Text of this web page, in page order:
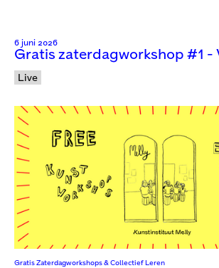
6 juni 2026
Gratis zaterdagworkshop #1 -
Live
Gratis Zaterdagworkshops & Collectief Leren